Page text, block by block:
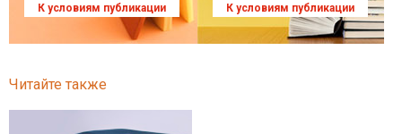
К условиям публикации К условиям публикации
Читайте также